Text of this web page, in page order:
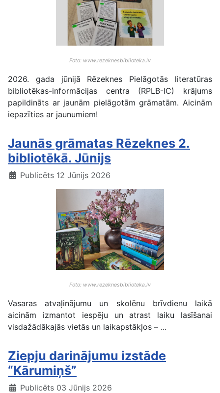
Foto: www.rezeknesbiblioteka.lv
2026. gada jūnijā Rēzeknes Pielāgotās literatūras
bibliotēkas-informācijas centra (RPLB-IC) krājums
papildināts ar jaunām pielāgotām grāmatām. Aicinām
iepazīties ar jaunumiem!
Jaunās grāmatas Rēzeknes 2.
bibliotēkā. Jūnijs
Publicēts 12 Jūnijs 2026
Foto: www.rezeknesbiblioteka.lv
Vasaras atvaļinājumu un skolēnu brīvdienu laikā
aicinām izmantot iespēju un atrast laiku lasīšanai
visdažādākajās vietās un laikapstākļos – ...
Ziepju darinājumu izstāde
“Kārumiņš”
Publicēts 03 Jūnijs 2026